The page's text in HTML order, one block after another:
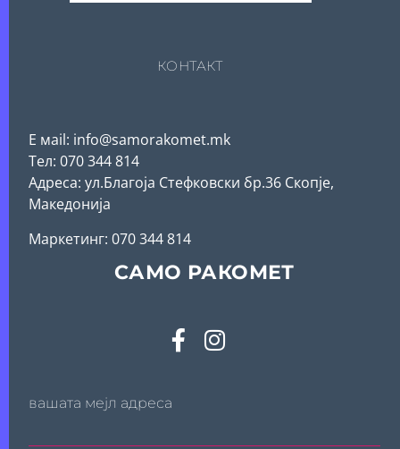
КОНТАКТ
Е мail: info@samorakomet.mk
Тел: 070 344 814
Адреса: ул.Благоја Стефковски бр.36 Скопје,
Македонија
Mаркетинг: 070 344 814
САМО РАКОМЕТ
вашата мејл адреса